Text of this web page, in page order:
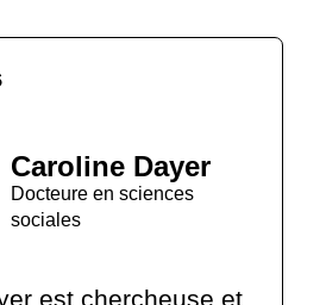
Caroline Dayer
Docteure en sciences
sociales
est chercheuse et